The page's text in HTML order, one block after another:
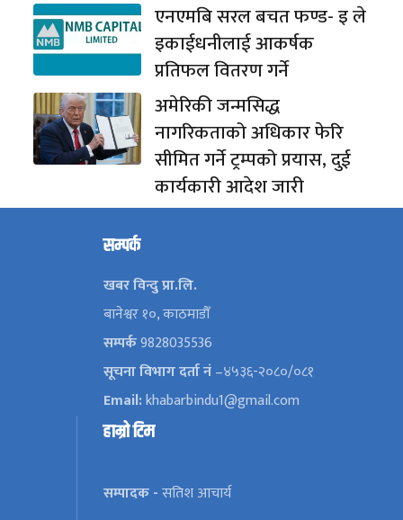
एनएमबि सरल बचत फण्ड- इ ले
इकाईधनीलाई आकर्षक
प्रतिफल वितरण गर्ने
अमेरिकी जन्मसिद्ध
नागरिकताको अधिकार फेरि
सीमित गर्ने ट्रम्पको प्रयास, दुई
कार्यकारी आदेश जारी
सम्पर्क
खबर विन्दु प्रा.लि.
बानेश्वर १०, काठमाडौँ
सम्पर्क9828035536
सूचना विभाग दर्ता नं–४५३६-२०८०/०८१
Email:khabarbindu1@gmail.com
हाम्रो टिम
सम्पादक -सतिश आचार्य